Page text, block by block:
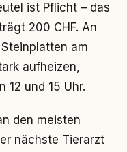
ist Pflicht – das
200 CHF. An
am
aufheizen,
12 und 15 Uhr.
den meisten
nächste Tierarzt